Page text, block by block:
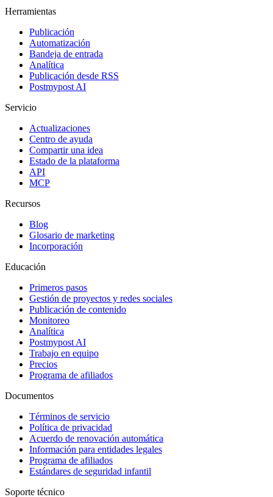
Herramientas
Publicación
Automatización
Bandeja de entrada
Analítica
Publicación desde RSS
Postmypost AI
Servicio
Actualizaciones
Centro de ayuda
Compartir una idea
Estado de la plataforma
API
MCP
Recursos
Blog
Glosario de marketing
Incorporación
Educación
Primeros pasos
Gestión de proyectos y redes sociales
Publicación de contenido
Monitoreo
Analítica
Postmypost AI
Trabajo en equipo
Precios
Programa de afiliados
Documentos
Términos de servicio
Política de privacidad
Acuerdo de renovación automática
Información para entidades legales
Programa de afiliados
Estándares de seguridad infantil
Soporte técnico